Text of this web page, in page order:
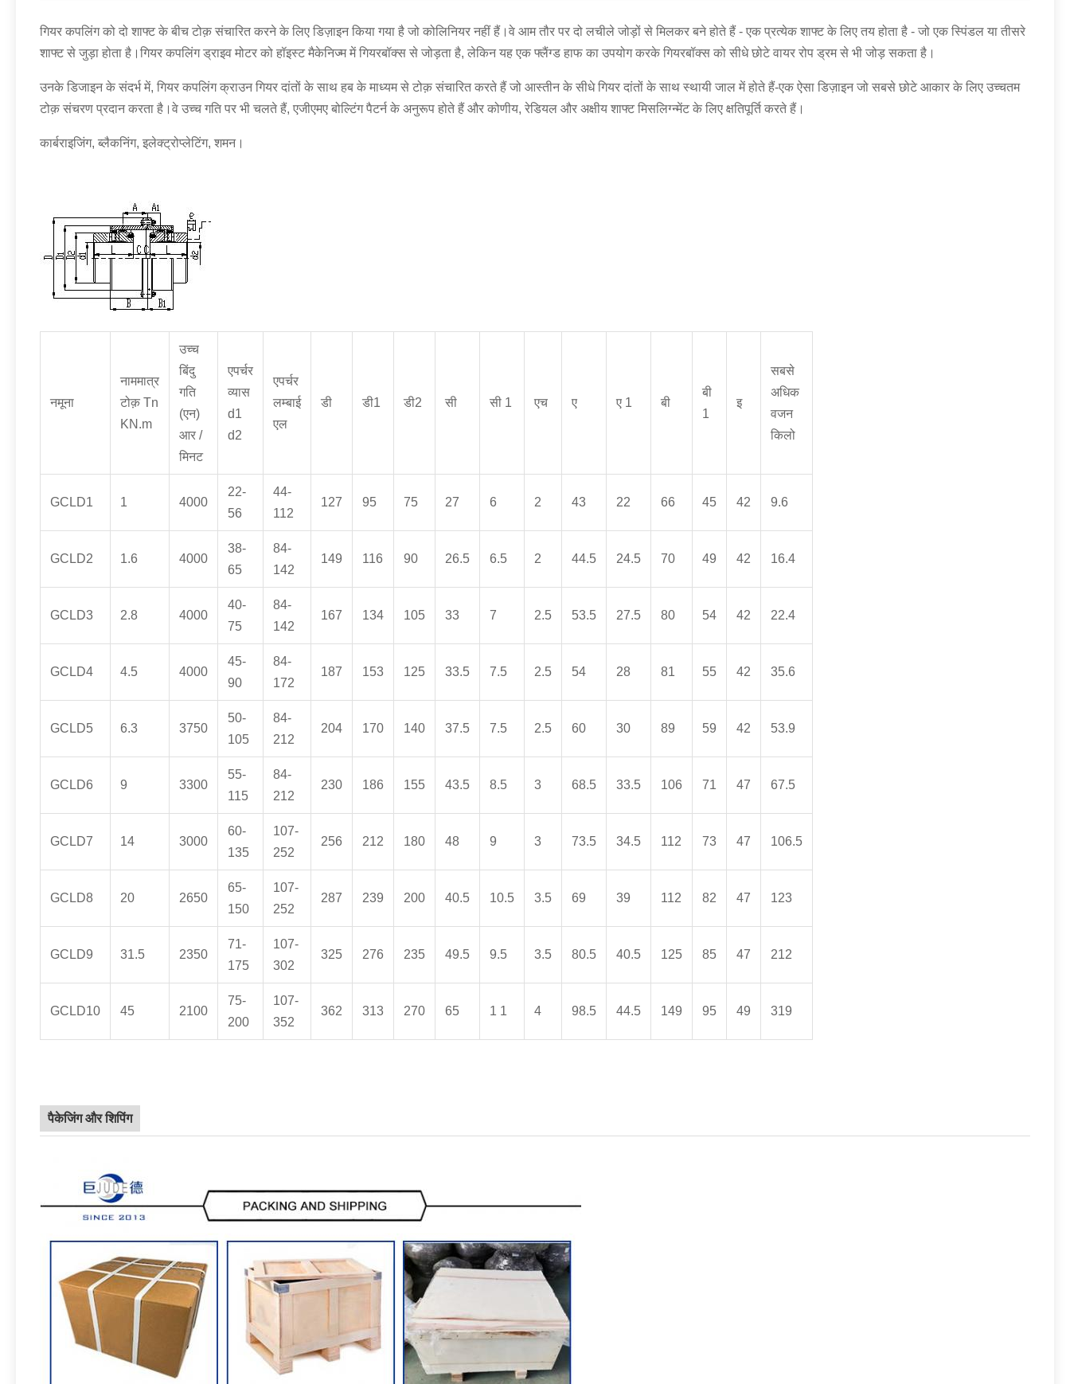
गियर कपलिंग को दो शाफ्ट के बीच टोक़ संचारित करने के लिए डिज़ाइन किया गया है जो कोलिनियर नहीं हैं।वे आम तौर पर दो लचीले जोड़ों से मिलकर बने होते हैं - एक प्रत्येक शाफ्ट के लिए तय होता है - जो एक स्पिंडल या तीसरे
शाफ्ट से जुड़ा होता है।गियर कपलिंग ड्राइव मोटर को हॉइस्ट मैकेनिज्म में गियरबॉक्स से जोड़ता है, लेकिन यह एक फ्लैंग्ड हाफ का उपयोग करके गियरबॉक्स को सीधे छोटे वायर रोप ड्रम से भी जोड़ सकता है।
उनके डिजाइन के संदर्भ में, गियर कपलिंग क्राउन गियर दांतों के साथ हब के माध्यम से टोक़ संचारित करते हैं जो आस्तीन के सीधे गियर दांतों के साथ स्थायी जाल में होते हैं-एक ऐसा डिज़ाइन जो सबसे छोटे आकार के लिए उच्चतम
टोक़ संचरण प्रदान करता है।वे उच्च गति पर भी चलते हैं, एजीएमए बोल्टिंग पैटर्न के अनुरूप होते हैं और कोणीय, रेडियल और अक्षीय शाफ्ट मिसलिग्न्मेंट के लिए क्षतिपूर्ति करते हैं।
कार्बराइजिंग, ब्लैकनिंग, इलेक्ट्रोप्लेटिंग, शमन।
नमूना
नाममात्र
टोक़ Tn
KN.m
उच्च
बिंदु
गति
(एन)
आर /
मिनट
एपर्चर
व्यास
d1
d2
एपर्चर
लम्बाई
एल
डी डी1 डी2 सी सी 1 एच ए ए 1 बी
बी
1
इ
सबसे
अधिक
वजन
किलो
GCLD1 1 4000
22-
56
44-
112
127 95 75 27 6 2 43 22 66 45 42 9.6
GCLD2 1.6 4000
38-
65
84-
142
149 116 90 26.5 6.5 2 44.5 24.5 70 49 42 16.4
GCLD3 2.8 4000
40-
75
84-
142
167 134 105 33 7 2.5 53.5 27.5 80 54 42 22.4
GCLD4 4.5 4000
45-
90
84-
172
187 153 125 33.5 7.5 2.5 54 28 81 55 42 35.6
GCLD5 6.3 3750
50-
105
84-
212
204 170 140 37.5 7.5 2.5 60 30 89 59 42 53.9
GCLD6 9 3300
55-
115
84-
212
230 186 155 43.5 8.5 3 68.5 33.5 106 71 47 67.5
GCLD7 14 3000
60-
135
107-
252
256 212 180 48 9 3 73.5 34.5 112 73 47 106.5
GCLD8 20 2650
65-
150
107-
252
287 239 200 40.5 10.5 3.5 69 39 112 82 47 123
GCLD9 31.5 2350
71-
175
107-
302
325 276 235 49.5 9.5 3.5 80.5 40.5 125 85 47 212
GCLD10 45 2100
75-
200
107-
352
362 313 270 65 1 1 4 98.5 44.5 149 95 49 319
पैकेजिंग और शिपिंग